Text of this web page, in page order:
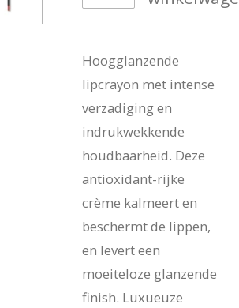
Hoogglanzende
lipcrayon met intense
verzadiging en
indrukwekkende
houdbaarheid. Deze
antioxidant-rijke
crème kalmeert en
beschermt de lippen,
en levert een
moeiteloze glanzende
finish. Luxueuze